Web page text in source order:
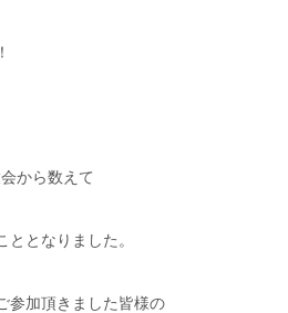
から数えて
ととなりました。
参加頂きました皆様の